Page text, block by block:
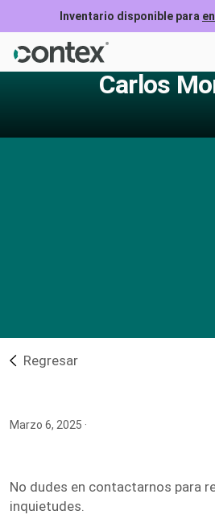
Inventario disponible para
Carlos
Regresar
Marzo 6, 2025 ·
No dudes en contactarnos para
inquietudes.